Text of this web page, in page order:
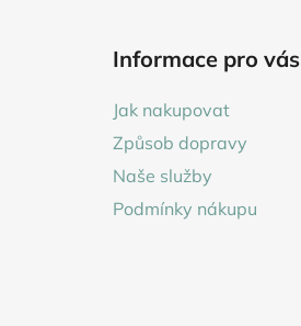
Informace pro vás
Jak nakupovat
Způsob dopravy
Naše služby
Podmínky nákupu